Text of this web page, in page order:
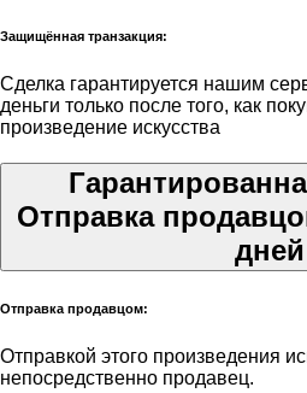
Защищённая транзакция:
Сделка гарантируется нашим
деньги только после того, как
произведение искусства
Отправка
дней
Отправка продавцом:
Отправкой этого произведения
непосредственно продавец.